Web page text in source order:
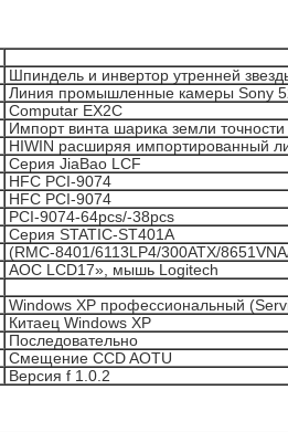
Шпиндель и инвертор утренней
Линия промышленные камеры Sony
Computar EX2C
Импорт винта шарика земли точности
HIWIN расширяя импортированный
Серия JiaBao LCF
HFC PCI-9074
HFC PCI-9074
PCI-9074-64pcs/-38pcs
Серия STATIC-ST401A
(RMC-8401/6113LP4/300ATX/
AOC LCD17», мышь Logitech
Windows XP профессиональный
Китаец Windows XP
Последовательно
Смещение CCD AOTU
Версия f 1.0.2